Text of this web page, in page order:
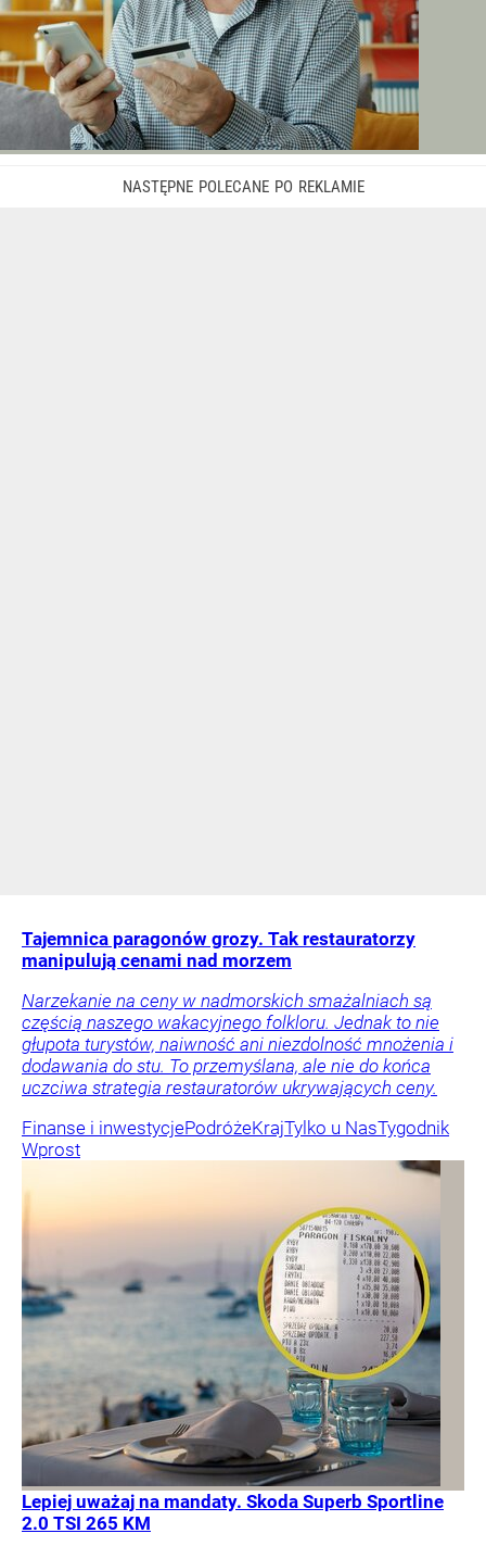
Tajemnica paragonów grozy. Tak restauratorzy
manipulują cenami nad morzem
Narzekanie na ceny w nadmorskich smażalniach są
częścią naszego wakacyjnego folkloru. Jednak to nie
głupota turystów, naiwność ani niezdolność mnożenia i
dodawania do stu. To przemyślana, ale nie do końca
uczciwa strategia restauratorów ukrywających ceny.
Finanse i inwestycjePodróżeKrajTylko u NasTygodnik
Wprost
Lepiej uważaj na mandaty. Skoda Superb Sportline
2.0 TSI 265 KM